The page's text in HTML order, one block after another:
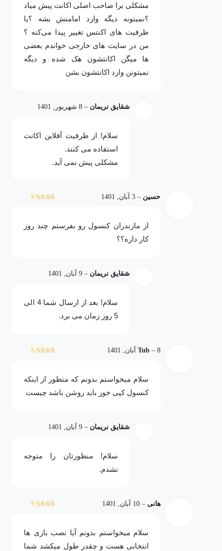
مشکلی برا صاحب اصلی اکانت پیش میاد
؟نمیتونه دیگه وارد امامتش بشه ؟یا
ظرفیت های اکنتس تغییر پیدا می‌کنه ؟
من در سایت های خارجی خواندم بعضی
ها میگن اکانتشون هک شده و دیگه
نمیتونن وارد اکانتشون بشن
شقایق نریمان – 8 شهریور, 1401
سلام! از ظرفیت آفلاین اکانت
استفاده می کنند.
مشکلی پیش نمی آید.
حسین – 3 آبان, 1401
از مازندران کنسول رو بفرستم چند روز
کار داره؟؟
شقایق نریمان – 9 آبان, 1401
سلام! بعد از ارسال شما 4 الی
5 روز زمان می برد.
Tub – 8 آبان, 1401
سلام میخواستم بدونم که منظور از اینکه
کنسول کپی خور باید روشن باشد چیست
شقایق نریمان – 9 آبان, 1401
سلام! منظورتان را متوجه
نشدم.
هانی – 10 آبان, 1401
سلام میخواستم بدونم آیا نصب بازی ها
انتخابی هست و چقدر طول میکشد شما